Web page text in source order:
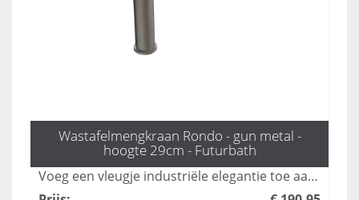
Wastafelmengkraan Rondo - gun metal -
hoogte 29cm - Futurbath
Voeg een vleugje industriële elegantie toe aan uw badkamer met de Rondo hoge mengkraan in gunmetal. Met een hoogte van 29 cm is deze kraan ideaal voor moderne badkamerontwerpen, en combineert stijl met functionaliteit voor een verfijnde uitstraling. Upgrade uw interieur met deze prachtige toevoeging die zowel esthetisch als praktisch is.